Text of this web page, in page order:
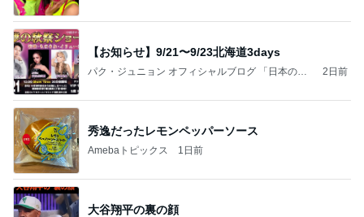
【お知らせ】9/21〜9/23北海道3days
パク・ジュニョン オフィシャルブログ 「日本の
2日前
秀逸だったレモンペッパーソース
Amebaトピックス 1日前
大谷翔平の裏の顔